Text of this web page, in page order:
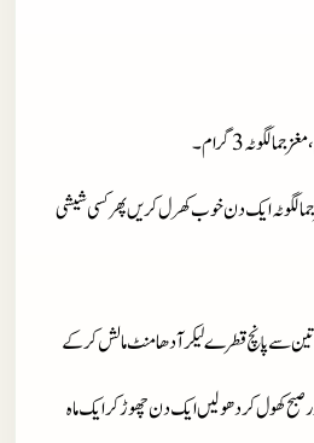
ایک دن خوب کھرل کریں پھر کسی شیشی
سے پانچ قطرے لیکر آدھا منٹ مالش کرکے
صبح کھول کر دھو لیں ایک دن چھوڑ کر ایک ماہ